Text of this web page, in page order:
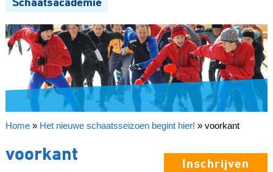
Home» Het nieuwe schaatsseizoen begint hier! » voorkant
Inschrijven
voorkant